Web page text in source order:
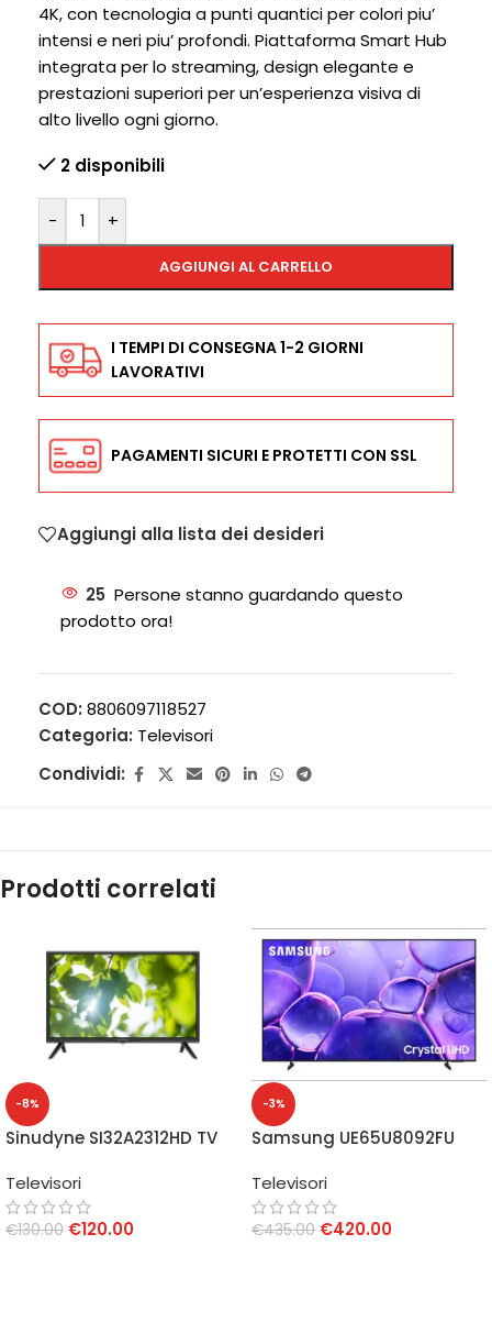
4K, con tecnologia a punti quantici per colori piu’
intensi e neri piu’ profondi. Piattaforma Smart Hub
integrata per lo streaming, design elegante e
prestazioni superiori per un’esperienza visiva di
alto livello ogni giorno.
2 disponibili
- +
AGGIUNGI AL CARRELLO
I TEMPI DI CONSEGNA 1-2 GIORNI
LAVORATIVI
PAGAMENTI SICURI E PROTETTI CON SSL
Aggiungi alla lista dei desideri
25 Persone stanno guardando questo
prodotto ora!
COD: 8806097118527
Categoria: Televisori
Condividi:
Prodotti correlati
-8%
Sinudyne SI32A2312HD TV
Televisori
€130.00 €120.00
-3%
Samsung UE65U8092FU
Televisori
€435.00 €420.00